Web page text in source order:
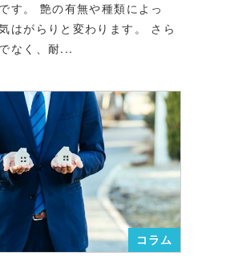
す。 艶の有無や種類によっ
はがらりと変わります。 さら
なく、耐...
コラム